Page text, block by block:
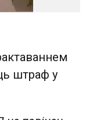
штраф у